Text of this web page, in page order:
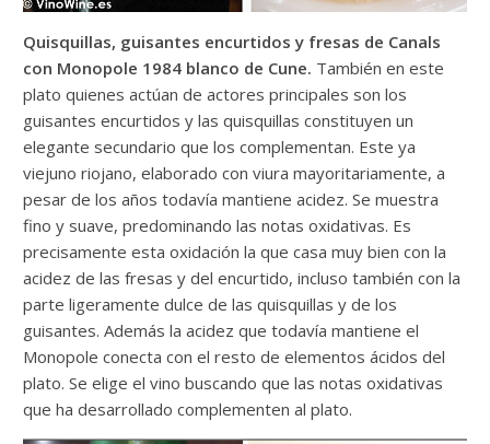
Quisquillas, guisantes encurtidos y fresas de Canals
con Monopole 1984 blanco de Cune. También en este
plato quienes actúan de actores principales son los
guisantes encurtidos y las quisquillas constituyen un
elegante secundario que los complementan. Este ya
viejuno riojano, elaborado con viura mayoritariamente, a
pesar de los años todavía mantiene acidez. Se muestra
fino y suave, predominando las notas oxidativas. Es
precisamente esta oxidación la que casa muy bien con la
acidez de las fresas y del encurtido, incluso también con la
parte ligeramente dulce de las quisquillas y de los
guisantes. Además la acidez que todavía mantiene el
Monopole conecta con el resto de elementos ácidos del
plato. Se elige el vino buscando que las notas oxidativas
que ha desarrollado complementen al plato.